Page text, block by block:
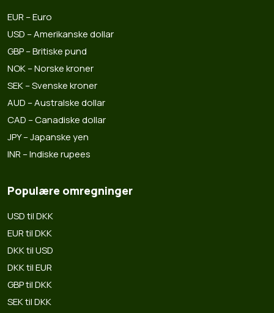
EUR – Euro
USD – Amerikanske dollar
GBP – Britiske pund
NOK – Norske kroner
SEK – Svenske kroner
AUD – Australske dollar
CAD – Canadiske dollar
JPY – Japanske yen
INR – Indiske rupees
Populære omregninger
USD til DKK
EUR til DKK
DKK til USD
DKK til EUR
GBP til DKK
SEK til DKK